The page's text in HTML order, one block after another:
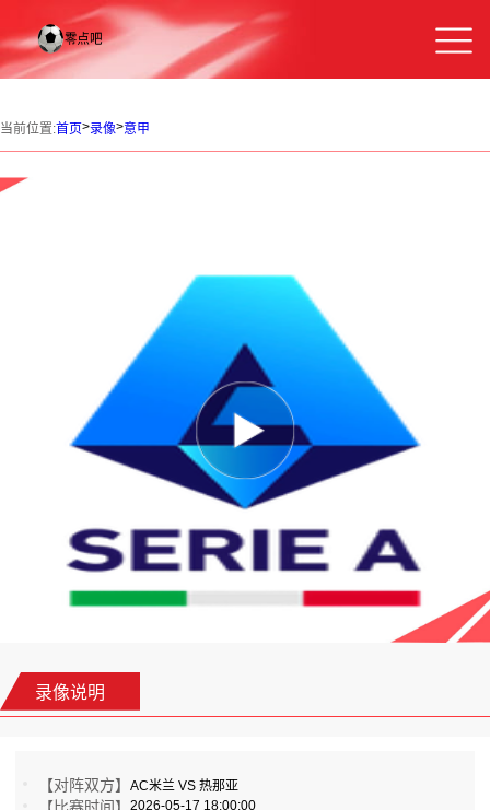
当前位置:首页>录像>意甲
录像说明
【对阵双方】AC米兰 VS 热那亚
2026-05-17 18:00:00